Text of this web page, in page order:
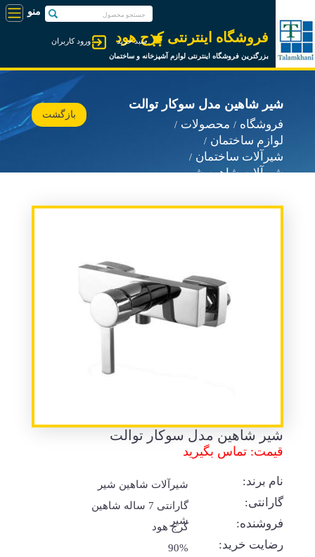
فروشگاه اینترنتی کرج هود
بزرگترین فروشگاه اینترنتی لوازم آشپزخانه و ساختمان
ورود کاربران سبد خرید
شیر شاهین مدل سوکار توالت
فروشگاه
محصولات
لوازم ساختمان
شیرآلات ساختمان
شیرآلات شاهین شیر
بازگشت
شیر شاهین مدل سوکار توالت
قیمت: تماس بگیرید
نام برند: شیرآلات شاهین شیر
گارانتی:
گارانتی 7 ساله شاهین
شیر
فروشنده: کرج هود
رضایت خرید: 90%